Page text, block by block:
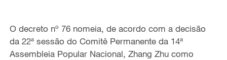
O decreto nº 76 nomeia, de acordo com a decisão
da 22ª sessão do Comitê Permanente da 14ª
Assembleia Popular Nacional, Zhang Zhu como